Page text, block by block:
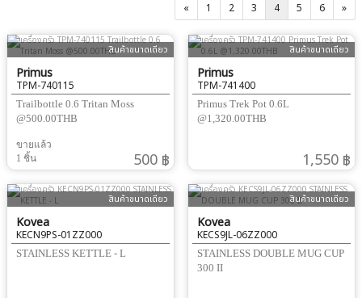
« 1 2 3 4 5 6 »
สินค้าขนาดเดียว
Primus
TPM-740115
Trailbottle 0.6 Tritan Moss
@500.00THB
ขายแล้ว
1 ชิ้น
500 ฿
สินค้าขนาดเดียว
Primus
TPM-741400
Primus Trek Pot 0.6L
@1,320.00THB
1,550 ฿
สินค้าขนาดเดียว
Kovea
KECN9PS-01ZZ000
STAINLESS KETTLE - L
สินค้าขนาดเดียว
Kovea
KECS9JL-06ZZ000
STAINLESS DOUBLE MUG CUP
300 II